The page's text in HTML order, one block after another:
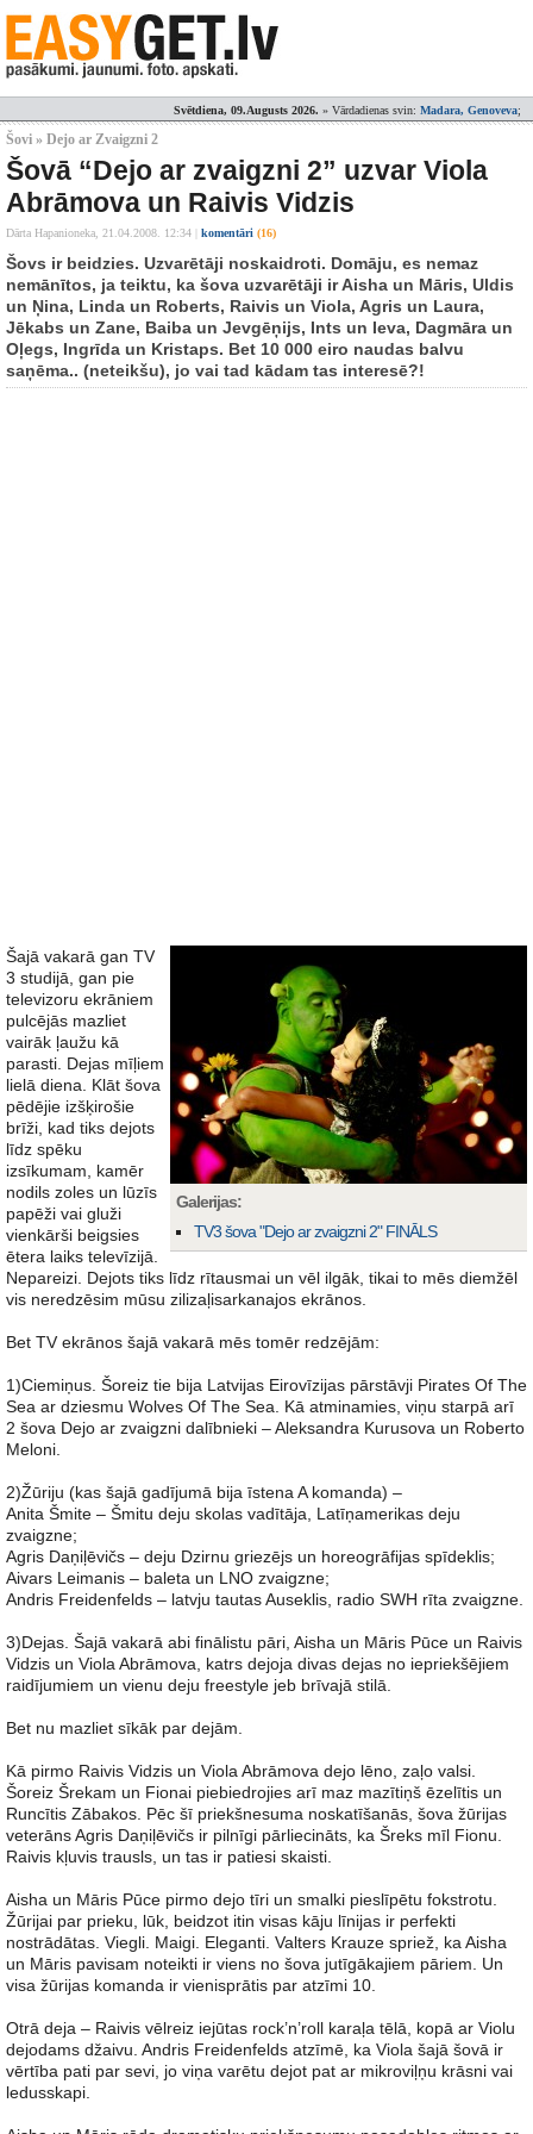
Svētdiena, 09.Augusts 2026. » Vārdadienas svin: Madara, Genoveva;
Šovi » Dejo ar Zvaigzni 2
Šovā “Dejo ar zvaigzni 2” uzvar Viola
Abrāmova un Raivis Vidzis
Dārta Hapanioneka, 21.04.2008. 12:34 komentāri (16)
Šovs ir beidzies. Uzvarētāji noskaidroti. Domāju, es nemaz
nemānītos, ja teiktu, ka šova uzvarētāji ir Aisha un Māris, Uldis
un Ņina, Linda un Roberts, Raivis un Viola, Agris un Laura,
Jēkabs un Zane, Baiba un Jevgēņijs, Ints un Ieva, Dagmāra un
Oļegs, Ingrīda un Kristaps. Bet 10 000 eiro naudas balvu
saņēma.. (neteikšu), jo vai tad kādam tas interesē?!
Galerijas:
TV3 šova "Dejo ar zvaigzni 2" FINĀLS
Šajā vakarā gan TV
3 studijā, gan pie
televizoru ekrāniem
pulcējās mazliet
vairāk ļaužu kā
parasti. Dejas mīļiem
lielā diena. Klāt šova
pēdējie izšķirošie
brīži, kad tiks dejots
līdz spēku
izsīkumam, kamēr
nodils zoles un lūzīs
papēži vai gluži
vienkārši beigsies
ētera laiks televīzijā.
Nepareizi. Dejots tiks līdz rītausmai un vēl ilgāk, tikai to mēs diemžēl
vis neredzēsim mūsu zilizaļisarkanajos ekrānos.
Bet TV ekrānos šajā vakarā mēs tomēr redzējām:
1)Ciemiņus. Šoreiz tie bija Latvijas Eirovīzijas pārstāvji Pirates Of The
Sea ar dziesmu Wolves Of The Sea. Kā atminamies, viņu starpā arī
2 šova Dejo ar zvaigzni dalībnieki – Aleksandra Kurusova un Roberto
Meloni.
2)Žūriju (kas šajā gadījumā bija īstena A komanda) –
Anita Šmite – Šmitu deju skolas vadītāja, Latīņamerikas deju
zvaigzne;
Agris Daņiļēvičs – deju Dzirnu griezējs un horeogrāfijas spīdeklis;
Aivars Leimanis – baleta un LNO zvaigzne;
Andris Freidenfelds – latvju tautas Auseklis, radio SWH rīta zvaigzne.
3)Dejas. Šajā vakarā abi finālistu pāri, Aisha un Māris Pūce un Raivis
Vidzis un Viola Abrāmova, katrs dejoja divas dejas no iepriekšējiem
raidījumiem un vienu deju freestyle jeb brīvajā stilā.
Bet nu mazliet sīkāk par dejām.
Kā pirmo Raivis Vidzis un Viola Abrāmova dejo lēno, zaļo valsi.
Šoreiz Šrekam un Fionai piebiedrojies arī maz mazītiņš ēzelītis un
Runcītis Zābakos. Pēc šī priekšnesuma noskatīšanās, šova žūrijas
veterāns Agris Daņiļēvičs ir pilnīgi pārliecināts, ka Šreks mīl Fionu.
Raivis kļuvis trausls, un tas ir patiesi skaisti.
Aisha un Māris Pūce pirmo dejo tīri un smalki pieslīpētu fokstrotu.
Žūrijai par prieku, lūk, beidzot itin visas kāju līnijas ir perfekti
nostrādātas. Viegli. Maigi. Eleganti. Valters Krauze spriež, ka Aisha
un Māris pavisam noteikti ir viens no šova jutīgākajiem pāriem. Un
visa žūrijas komanda ir vienisprātis par atzīmi 10.
Otrā deja – Raivis vēlreiz iejūtas rock’n’roll karaļa tēlā, kopā ar Violu
dejodams džaivu. Andris Freidenfelds atzīmē, ka Viola šajā šovā ir
vērtība pati par sevi, jo viņa varētu dejot pat ar mikroviļņu krāsni vai
ledusskapi.